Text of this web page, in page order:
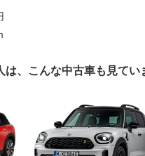
は、こんな中古車も見てい